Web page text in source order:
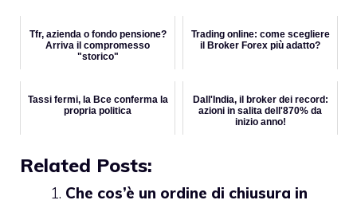
Tfr, azienda o fondo pensione?
Arriva il compromesso
"storico"
Trading online: come scegliere
il Broker Forex più adatto?
Tassi fermi, la Bce conferma la
propria politica
Dall'India, il broker dei record:
azioni in salita dell'870% da
inizio anno!
Related Posts:
Che cos’è un ordine di chiusura in